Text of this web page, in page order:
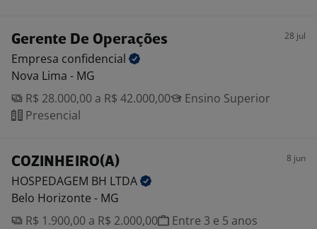
Gerente De Operações 28 jul
Empresa confidencial
Nova Lima - MG
R$ 28.000,00 a R$ 42.000,00
Ensino Superior
Presencial
COZINHEIRO(A) 8 jun
HOSPEDAGEM BH LTDA
Belo Horizonte - MG
R$ 1.900,00 a R$ 2.000,00
Entre 3 e 5 anos